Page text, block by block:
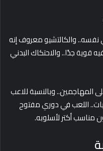
نفسه.. والكالتشيو معروف إنه
قوية جدًا.. والاحتكاك البدني
المهاجمين.. وبالنسبة للاعب
اللعب في دوري مفتوح
مناسب أكتر لأسلوبه.